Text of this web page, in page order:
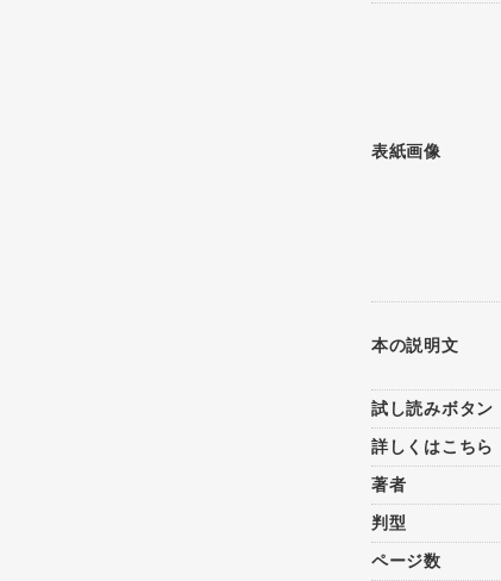
表紙画像
本の説明文
試し読みボタン
詳しくはこちら
著者
判型
ページ数